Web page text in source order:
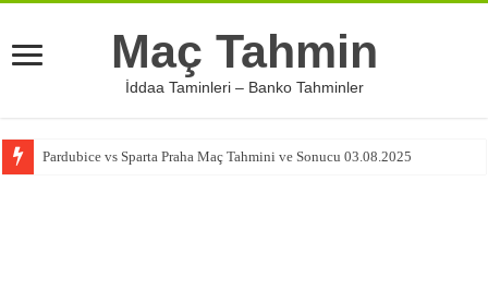
Maç Tahmin
İddaa Taminleri – Banko Tahminler
Pardubice vs Sparta Praha Maç Tahmini ve Sonucu 03.08.2025